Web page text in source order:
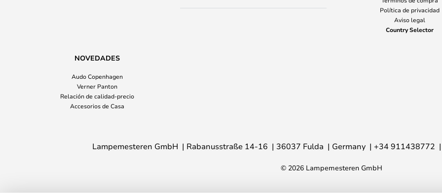
Política de privacidad
Aviso legal
Country Selector
NOVEDADES
Audo Copenhagen
Verner Panton
Relación de calidad-precio
Accesorios de Casa
Lampemesteren GmbH Rabanusstraße 14-16 36037 Fulda Germany +34 911438772
© 2026 Lampemesteren GmbH